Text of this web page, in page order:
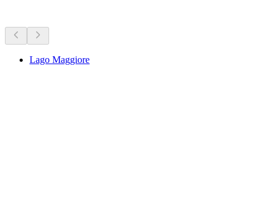
Lago Maggiore